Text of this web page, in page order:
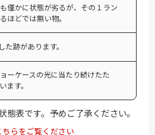
僅かに状態が劣るが、その１ラン
ほどでは無い物。
た跡があります。
ーケースの光に当たり続けたた
ます。
態表です。予めご了承ください。
らをご覧ください